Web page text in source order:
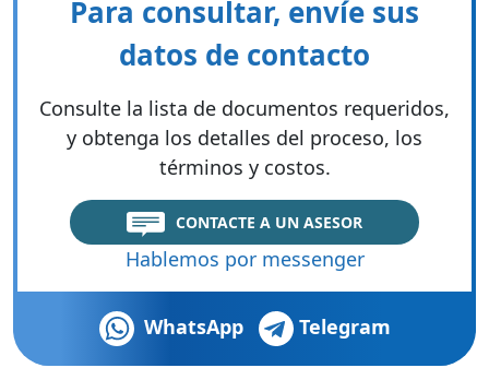
Para consultar, envíe sus
datos de contacto
Consulte la lista de documentos requeridos,
y obtenga los detalles del proceso, los
términos y costos.
CONTACTE A UN ASESOR
Hablemos por messenger
WhatsApp Telegram